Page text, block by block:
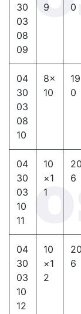
30
03
08
09
9
0
04
30
03
08
10
8×
10
19
0
04
30
03
10
11
10
×1
1
20
6
04
30
03
10
12
10
×1
2
20
6